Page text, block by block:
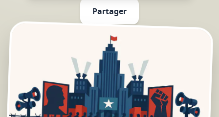
Partager